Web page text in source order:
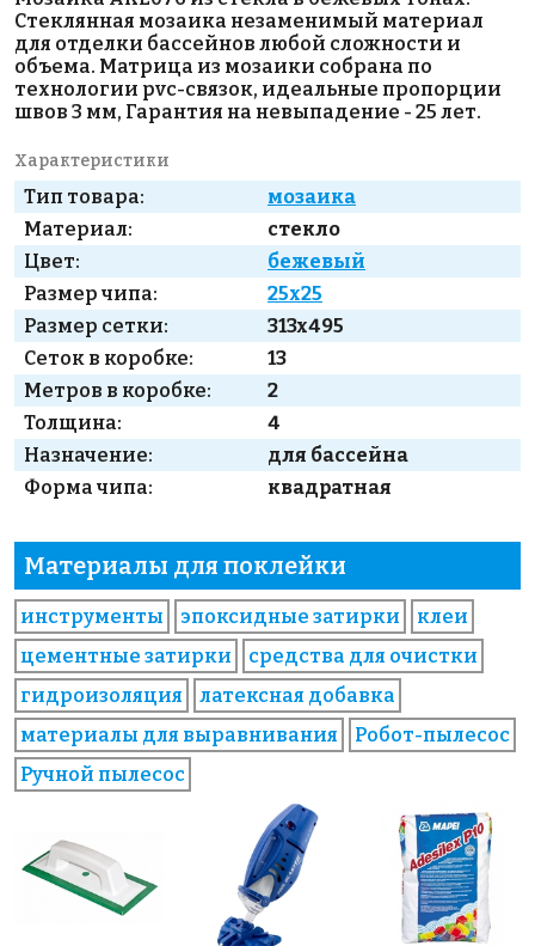
Стеклянная мозаика незаменимый материал
для отделки бассейнов любой сложности и
объема. Матрица из мозаики собрана по
технологии pvc-связок, идеальные пропорции
швов 3 мм, Гарантия на невыпадение - 25 лет.
Характеристики
Тип товара:
мозаика
Материал:
стекло
Цвет:
бежевый
Размер чипа:
25x25
Размер сетки:
313x495
Сеток в коробке:
13
Метров в коробке:
2
Толщина:
4
Назначение:
для бассейна
Форма чипа:
квадратная
Материалы для поклейки
инструменты эпоксидные затирки
клеи
цементные затирки
средства для очистки
гидроизоляция
латексная добавка
материалы для выравнивания
Робот-пылесос
Ручной пылесос